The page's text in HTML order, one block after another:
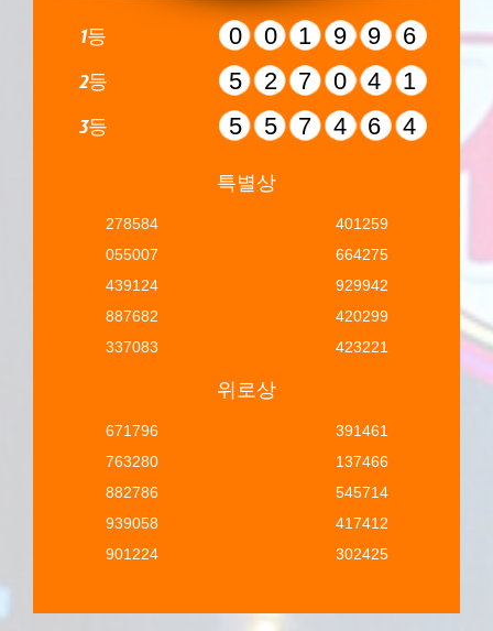
1등 001996
2등 527041
3등 557464
특별상
278584
055007
439124
887682
337083
401259
664275
929942
420299
423221
위로상
671796
763280
882786
939058
901224
391461
137466
545714
417412
302425